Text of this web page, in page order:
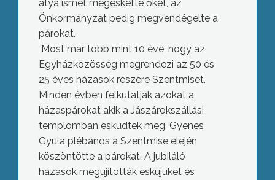
atya ismét megeskette őket, az
Önkormányzat pedig megvendégelte a
párokat.
Most már több mint 10 éve, hogy az
Egyházközösség megrendezi az 50 és
25 éves házasok részére Szentmisét.
Minden évben felkutatják azokat a
házaspárokat akik a Jászárokszállási
templomban esküdtek meg. Gyenes
Gyula plébános a Szentmise elején
köszöntötte a párokat. A jubiláló
házasok megújították esküjüket és